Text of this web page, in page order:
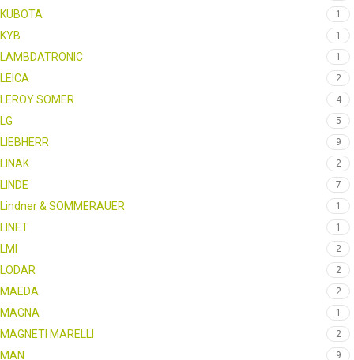
KUBOTA 1
KYB 1
LAMBDATRONIC 1
LEICA 2
LEROY SOMER 4
LG 5
LIEBHERR 9
LINAK 2
LINDE 7
Lindner & SOMMERAUER 1
LINET 1
LMI 2
LODAR 2
MAEDA 2
MAGNA 1
MAGNETI MARELLI 2
MAN 9